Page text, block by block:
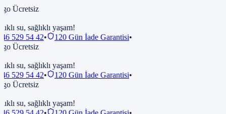
Ücretsiz
su, sağlıklı yaşam!
529 54 42• 120 Gün İade Garantisi•
Ücretsiz
su, sağlıklı yaşam!
529 54 42• 120 Gün İade Garantisi•
Ücretsiz
su, sağlıklı yaşam!